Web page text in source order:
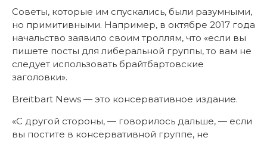
Советы, которые им спускались, были разумными,
но примитивными. Например, в октябре 2017 года
начальство заявило своим троллям, что «если вы
пишете посты для либеральной группы, то вам не
следует использовать брайтбартовские
заголовки».
Breitbart News — это консервативное издание.
«С другой стороны, — говорилось дальше, — если
вы постите в консервативной группе, не